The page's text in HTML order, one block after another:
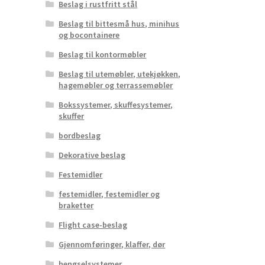
Beslag i rustfritt stål
Beslag til bittesmå hus, minihus
og bocontainere
Beslag til kontormøbler
Beslag til utemøbler, utekjøkken,
hagemøbler og terrassemøbler
Bokssystemer, skuffesystemer,
skuffer
bordbeslag
Dekorative beslag
Festemidler
festemidler, festemidler og
braketter
Flight case-beslag
Gjennomføringer, klaffer, dør